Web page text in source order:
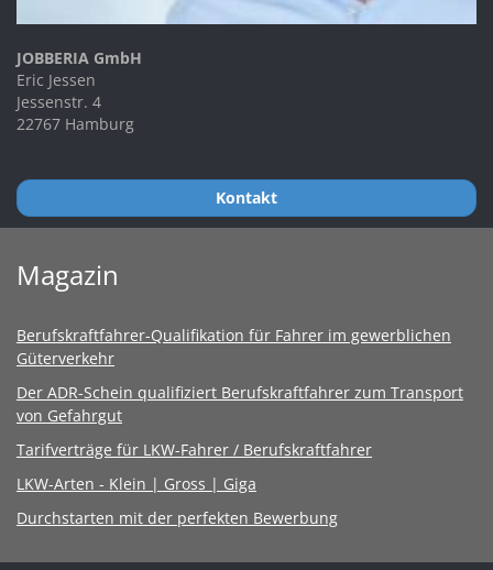
JOBBERIA GmbH
Eric Jessen
Jessenstr. 4
22767 Hamburg
Kontakt
Magazin
Berufskraftfahrer-Qualifikation für Fahrer im gewerblichen
Güterverkehr
Der ADR-Schein qualifiziert Berufskraftfahrer zum Transport
von Gefahrgut
Tarifverträge für LKW-Fahrer / Berufskraftfahrer
LKW-Arten - Klein | Gross | Giga
Durchstarten mit der perfekten Bewerbung